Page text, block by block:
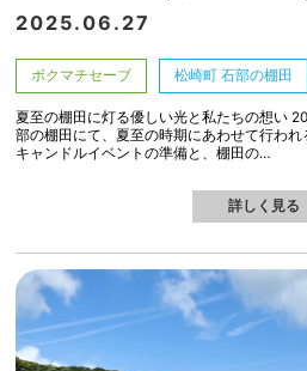
2025.06.27
ボクマチセーブ 松崎町 石部の棚田
夏至の棚田に灯る優しい光と私たちの想い
部の棚田にて、夏至の時期にあわせて行わ
キャンドルイベントの準備と、棚田の…
詳しく見る